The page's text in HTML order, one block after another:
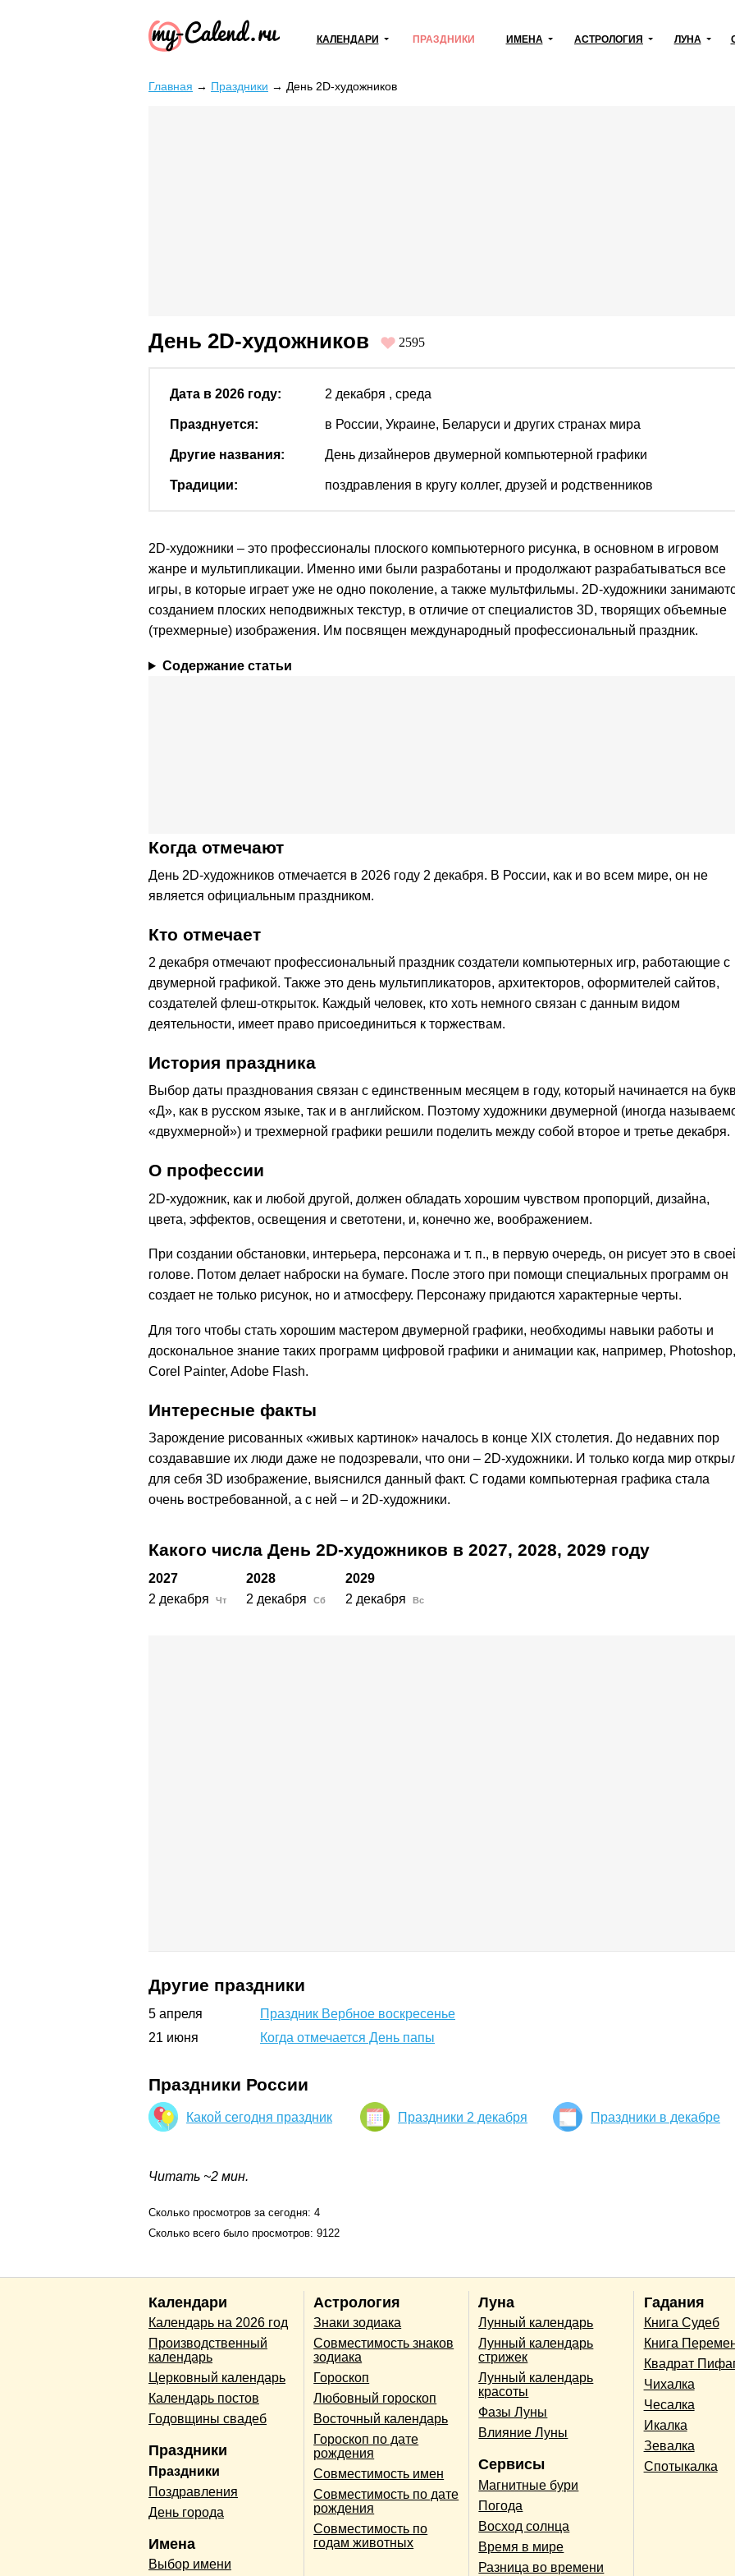
КАЛЕНДАРИ ПРАЗДНИКИ ИМЕНА АСТРОЛОГИЯ ЛУНА
Главная → Праздники → День 2D-художников
День 2D-художников 2595
Дата в 2026 году: 2 декабря , среда
Празднуется: в России, Украине, Беларуси и других странах мира
Другие названия: День дизайнеров двумерной компьютерной графики
Традиции: поздравления в кругу коллег, друзей и родственников
2D-художники – это профессионалы плоского компьютерного рисунка, в основном в игровом
жанре и мультипликации. Именно ими были разработаны и продолжают разрабатываться все
игры, в которые играет уже не одно поколение, а также мультфильмы. 2D-художники
созданием плоских неподвижных текстур, в отличие от специалистов 3D, творящих объемные
(трехмерные) изображения. Им посвящен международный профессиональный праздник.
Содержание статьи
Когда отмечают
День 2D-художников отмечается в 2026 году 2 декабря. В России, как и во всем мире, он не
является официальным праздником.
Кто отмечает
2 декабря отмечают профессиональный праздник создатели компьютерных игр, работающие с
двумерной графикой. Также это день мультипликаторов, архитекторов, оформителей сайтов,
создателей флеш-открыток. Каждый человек, кто хоть немного связан с данным видом
деятельности, имеет право присоединиться к торжествам.
История праздника
Выбор даты празднования связан с единственным месяцем в году, который начинается на
«Д», как в русском языке, так и в английском. Поэтому художники двумерной (иногда
«двухмерной») и трехмерной графики решили поделить между собой второе и третье декабря.
О профессии
2D-художник, как и любой другой, должен обладать хорошим чувством пропорций, дизайна,
цвета, эффектов, освещения и светотени, и, конечно же, воображением.
При создании обстановки, интерьера, персонажа и т. п., в первую очередь, он рисует это в
голове. Потом делает наброски на бумаге. После этого при помощи специальных программ он
создает не только рисунок, но и атмосферу. Персонажу придаются характерные черты.
Для того чтобы стать хорошим мастером двумерной графики, необходимы навыки работы и
доскональное знание таких программ цифровой графики и анимации как, например, Photoshop,
Corel Painter, Adobe Flash.
Интересные факты
Зарождение рисованных «живых картинок» началось в конце XIX столетия. До недавних пор
создававшие их люди даже не подозревали, что они – 2D-художники. И только когда мир
для себя 3D изображение, выяснился данный факт. С годами компьютерная графика стала
очень востребованной, а с ней – и 2D-художники.
Какого числа День 2D-художников в 2027, 2028, 2029 году
2027 2028
2029
2 декабря
Чт 2 декабря Сб 2 декабря Вс
Другие праздники
5 апреля
Праздник Вербное воскресенье
21 июня Когда отмечается День папы
Праздники России
Какой сегодня праздник Праздники 2 декабря Праздники в декабре
Читать ~2 мин.
Сколько просмотров за сегодня: 4
Сколько всего было просмотров: 9122
Календари
Календарь на 2026 год
Производственный
календарь
Церковный календарь
Календарь постов
Годовщины свадеб
Праздники
Праздники
Поздравления
День города
Имена
Выбор имени
Астрология
Знаки зодиака
Совместимость знаков
зодиака
Гороскоп
Любовный гороскоп
Восточный календарь
Гороскоп по дате
рождения
Совместимость имен
Совместимость по дате
рождения
Совместимость по
годам животных
Луна
Лунный календарь
Лунный календарь
стрижек
Лунный календарь
красоты
Фазы Луны
Влияние Луны
Сервисы
Магнитные бури
Погода
Восход солнца
Время в мире
Разница во времени
Гадания
Книга Судеб
Книга
Квадрат
Чихалка
Чесалка
Икалка
Зевалка
Спотыкалка